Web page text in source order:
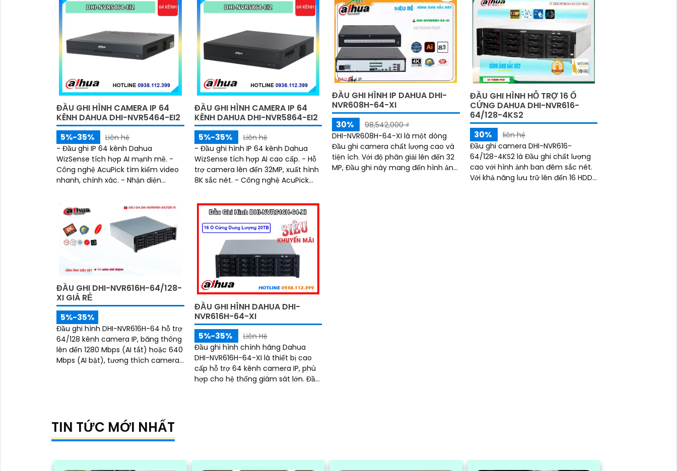
ĐẦU GHI HÌNH CAMERA IP 64
KÊNH DAHUA DHI-NVR5464-EI2
5%-35%
Liên hệ
- Đầu ghi IP 64 kênh Dahua
WizSense tích hợp AI mạnh mẽ. -
Công nghệ AcuPick tìm kiếm video
nhanh, chính xác. - Nhận diện
ĐẦU GHI HÌNH CAMERA IP 64
KÊNH DAHUA DHI-NVR5864-EI2
5%-35%
Liên hệ
- Đầu ghi hình IP 64 kênh Dahua
WizSense tích hợp AI cao cấp. - Hỗ
trợ camera lên đến 32MP, xuất hình
8K sắc nét. - Công nghệ AcuPick
ĐẦU GHI HÌNH IP DAHUA DHI-
NVR608H-64-XI
30%
98,542,000 ₫
DHI-NVR608H-64-XI là một dòng
Đầu ghi camera chất lượng cao và
tiện ích. Với độ phân giải lên đến 32
MP, Đầu ghi này mang đến hình ảnh
ĐẦU GHI HÌNH HỖ TRỢ 16 Ổ
CỨNG DAHUA DHI-NVR616-
64/128-4KS2
30%
liên hệ
Đầu ghi camera DHI-NVR616-
64/128-4KS2 là Đầu ghi chất lượng
cao với hình ảnh ban đêm sắc nét.
Với khả năng lưu trữ lên đến 16 HDD
ĐẦU GHI DHI-NVR616H-64/128-
XI GIÁ RẺ
5%-35%
Đầu ghi hình DHI-NVR616H-64 hỗ trợ
64/128 kênh camera IP, băng thông
lên đến 1280 Mbps (AI tắt) hoặc 640
Mbps (AI bật), tương thích camera
AcuPick
ĐẦU GHI HÌNH DAHUA DHI-
NVR616H-64-XI
5%-35%
Liên Hệ
Đầu ghi hình chính hãng Dahua
DHI-NVR616H-64-XI là thiết bị cao
cấp hỗ trợ 64 kênh camera IP, phù
hợp cho hệ thống giám sát lớn. Đầu
TIN TỨC MỚI NHẤT